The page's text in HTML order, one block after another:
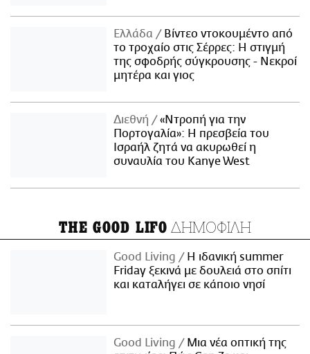
Ελλάδα
Βίντεο ντοκουμέντο από
το τροχαίο στις Σέρρες: Η στιγμή
της σφοδρής σύγκρουσης - Νεκροί
μητέρα και γιος
Διεθνή
«Ντροπή για την
Πορτογαλία»: Η πρεσβεία του
Ισραήλ ζητά να ακυρωθεί η
συναυλία του Kanye West
THE GOOD LIFO ΔΗΜΟΦΙΛΗ
Good Living
Η ιδανική summer
Friday ξεκινά με δουλειά στο σπίτι
και καταλήγει σε κάποιο νησί
Good Living
Μια νέα οπτική της